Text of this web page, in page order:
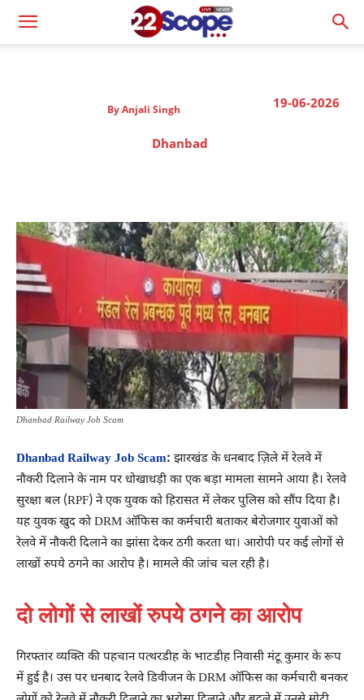
19-06-2026
By Anjali Singh
Dhanbad
Dhanbad Railway Job Scam
Dhanbad Railway Job Scam: झारखंड के धनबाद ज़िले में रेलवे में
नौकरी दिलाने के नाम पर धोखाधड़ी का एक बड़ा मामला सामने आया है। रेलवे
सुरक्षा बल (RPF) ने एक युवक को हिरासत में लेकर पुलिस को सौंप दिया है।
यह युवक खुद को DRM ऑफिस का कर्मचारी बताकर बेरोजगार युवाओं को
रेलवे में नौकरी दिलाने का झांसा देकर ठगी करता था। आरोपी पर कई लोगों से
लाखों रुपये ठगने का आरोप है। मामले की जांच चल रही है।
दो लोगों से लाखों रुपये ठगने का आरोप
गिरफ्तार व्यक्ति की पहचान पत्थरडीह के भाटडीह निवासी मंटू कुमार के रूप
में हुई है। उस पर धनबाद रेलवे डिवीजन के DRM ऑफिस का कर्मचारी बनकर